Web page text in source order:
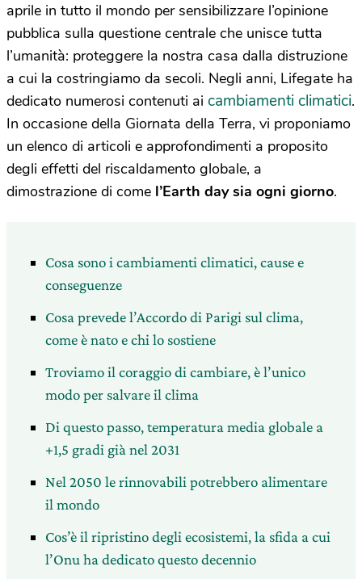
aprile in tutto il mondo per sensibilizzare l’opinione
pubblica sulla questione centrale che unisce tutta
l’umanità: proteggere la nostra casa dalla distruzione
a cui la costringiamo da secoli. Negli anni, Lifegate ha
dedicato numerosi contenuti ai cambiamenti climatici.
In occasione della Giornata della Terra, vi proponiamo
un elenco di articoli e approfondimenti a proposito
degli effetti del riscaldamento globale, a
dimostrazione di come l’Earth day sia ogni giorno.
Cosa sono i cambiamenti climatici, cause e
conseguenze
Cosa prevede l’Accordo di Parigi sul clima,
come è nato e chi lo sostiene
Troviamo il coraggio di cambiare, è l’unico
modo per salvare il clima
Di questo passo, temperatura media globale a
+1,5 gradi già nel 2031
Nel 2050 le rinnovabili potrebbero alimentare
il mondo
Cos’è il ripristino degli ecosistemi, la sfida a cui
l’Onu ha dedicato questo decennio